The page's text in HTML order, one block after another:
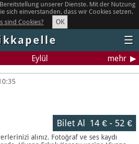
unserer Dienste. Mit der Nutzung
sich einverstanden, dass wir Cookies setzen.
sind Cookies?
OK
☰
Eylül mehr
Bilet Al 14 €- 52 €
alınız. Fotoğraf ve ses kaydı